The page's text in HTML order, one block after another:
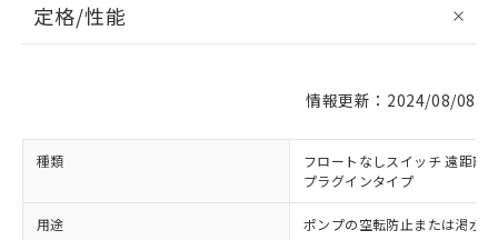
定格/性能
情報更新：2024/08/08
種類
フロートなしスイッチ 遠距離
プラグインタイプ
用途 ポンプの空転防止または渇水